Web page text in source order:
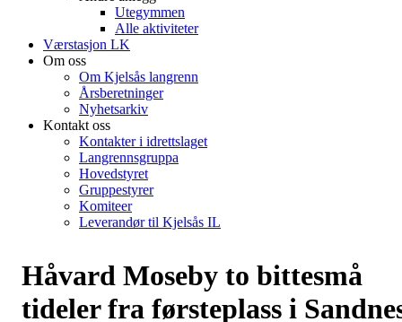
Utegymmen
Alle aktiviteter
Værstasjon LK
Om oss
Om Kjelsås langrenn
Årsberetninger
Nyhetsarkiv
Kontakt oss
Kontakter i idrettslaget
Langrennsgruppa
Hovedstyret
Gruppestyrer
Komiteer
Leverandør til Kjelsås IL
Håvard Moseby to bittesmå
tideler fra førsteplass i